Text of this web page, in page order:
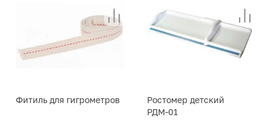
Фитиль для гигрометров
Ростомер детский
РДМ-01